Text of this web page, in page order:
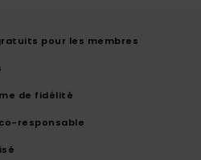
pour les membres
de fidélité
responsable